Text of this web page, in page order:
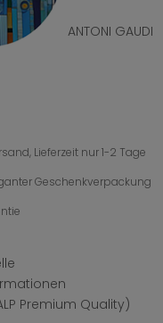
ANTONI GAUDI
Lieferzeit nur 1-2 Tage
Geschenkverpackung
Premium Quality)